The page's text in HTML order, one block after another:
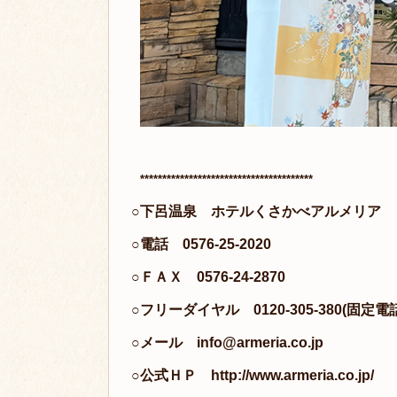
***************************************
○下呂温泉 ホテルくさかべアルメリア
○電話 0576-25-2020
○ＦＡＸ 0576-24-2870
○フリーダイヤル 0120-305-380(固定電
○メール info@armeria.co.jp
○公式ＨＰ http://www.armeria.co.jp/